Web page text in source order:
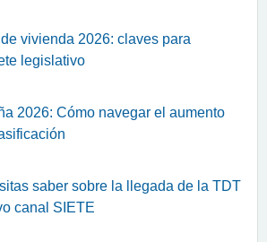
vivienda 2026: claves para
legislativo
2026: Cómo navegar el aumento
saber sobre la llegada de la TDT
canal SIETE